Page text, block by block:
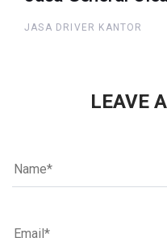
JASA DRIVER KANTOR
LEAVE